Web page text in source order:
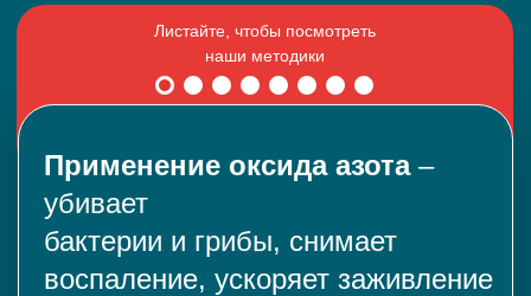
Применение оксида азота–
убивает
бактерии и грибы, снимает
воспаление, ускоряет заживление